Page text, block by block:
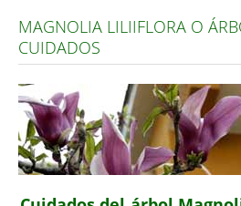
Plantas Aromáticas y de Huerto
Plantas Carnívoras y Orquídeas
Consejos
Hemisferio Norte
Hemisferio Sur
Enfermedades
MAGNOLIA LILIIFLORA O
CUIDADOS